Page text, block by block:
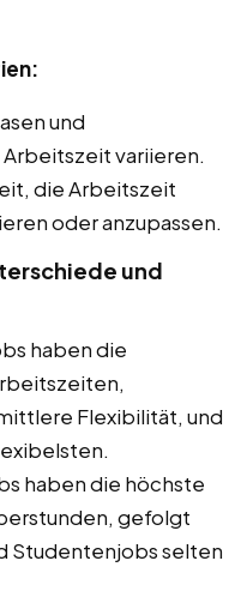
und
variieren.
die Arbeitszeit
oder anzupassen.
und
haben die
Flexibilität, und
haben die höchste
gefolgt
Studentenjobs selten